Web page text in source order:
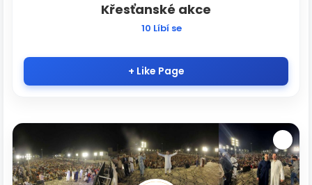
Křesťanské akce
10 Líbí se
+ Like Page